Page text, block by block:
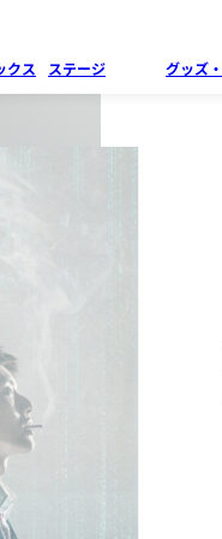
クス
ステージ グッズ・